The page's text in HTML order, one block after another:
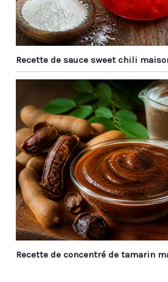
Recette de sauce sweet chili
Recette de concentré de tamarin